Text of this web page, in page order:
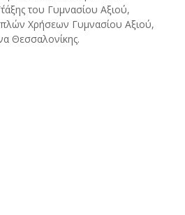
του Γυμνασίου Αξιού,
Χρήσεων Γυμνασίου Αξιού,
Θεσσαλονίκης.